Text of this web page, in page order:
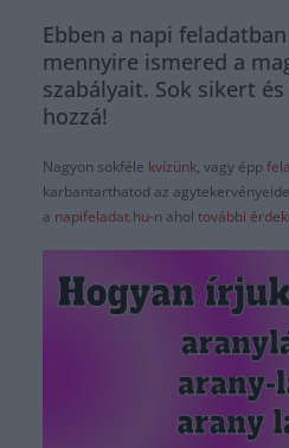
Ebben a napi
mennyire ismered a
szabályait. Sok sikert
hozzá!
Nagyon sokféle kvízünk, vagy épp
karbantarthatod az
a napifeladat.hu-n ahol további